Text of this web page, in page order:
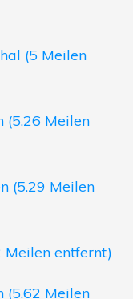
(5 Meilen
(5.26 Meilen
(5.29 Meilen
entfernt)
(5.62 Meilen